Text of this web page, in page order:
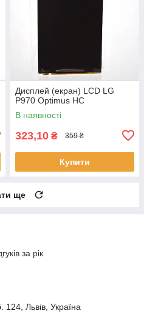
Дисплей (екран) LCD LG
P970 Optimus HC
В наявності
323,10 ₴ 359 ₴
Купити
ще
за рік
Львів, Україна